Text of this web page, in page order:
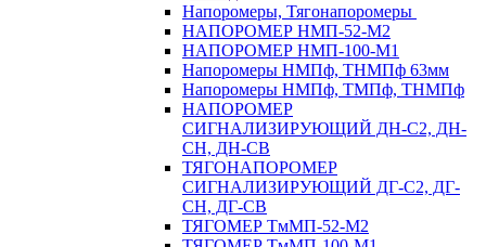
Напоромеры, Тягонапоромеры
НАПОРОМЕР НМП-52-М2
НАПОРОМЕР НМП-100-М1
Напоромеры НМПф, ТНМПф 63мм
Напоромеры НМПф, ТМПф, ТНМПф
НАПОРОМЕР
СИГНАЛИЗИРУЮЩИЙ ДН-С2, ДН-
СН, ДН-СВ
ТЯГОНАПОРОМЕР
СИГНАЛИЗИРУЮЩИЙ ДГ-С2, ДГ-
СН, ДГ-СВ
ТЯГОМЕР ТмМП-52-М2